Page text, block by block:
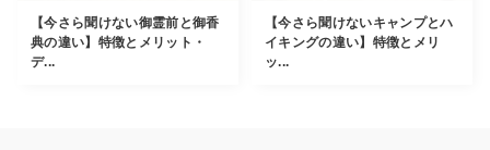
【今さら聞けない御霊前と御香
典の違い】特徴とメリット・
デ...
【今さら聞けないキャンプとハ
イキングの違い】特徴とメリ
ッ...